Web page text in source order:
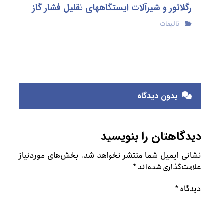
رگلاتور و شیرآلات ایستگاههای تقلیل فشار گاز
تالیفات
بدون دیدگاه
دیدگاهتان را بنویسید
نشانی ایمیل شما منتشر نخواهد شد. بخش‌های موردنیاز
علامت‌گذاری شده‌اند*
دیدگاه*